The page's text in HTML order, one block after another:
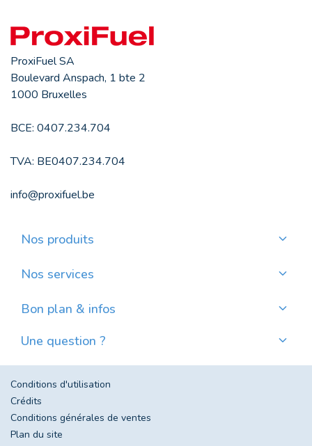
ProxiFuel SA
Boulevard Anspach, 1 bte 2
1000 Bruxelles
BCE: 0407.234.704
TVA: BE0407.234.704
info@proxifuel.be
Nos produits
Commander des pellets de qualité
Nos services
Où trouver mes pellets ?
Bon plan & infos
Évolution du prix du mazout en Belgique
Une question ?
Conditions d'utilisation
Crédits
Conditions générales de ventes
Plan du site